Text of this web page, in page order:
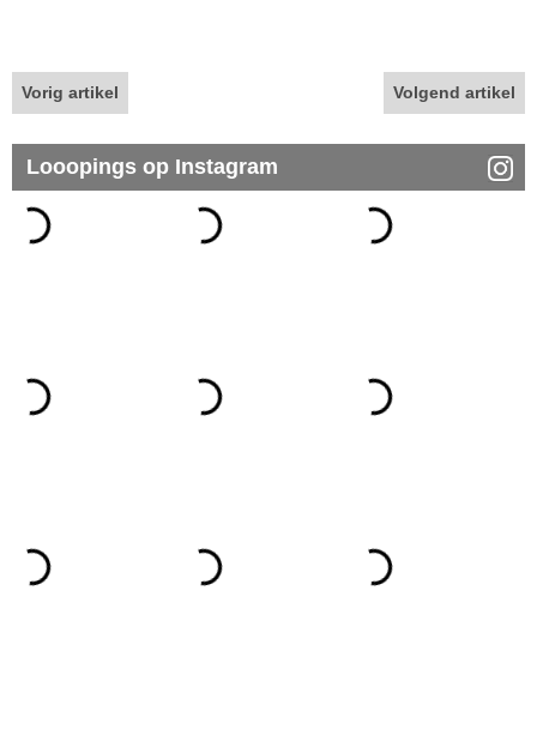
Vorig artikel Volgend artikel
Looopings op Instagram